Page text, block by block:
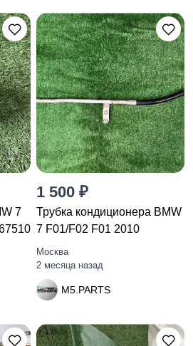
7
1 500 ₽
Трубка кондиционера BMW
7 F01/F02 F01 2010
Москва
2 месяца назад
M5.PARTS